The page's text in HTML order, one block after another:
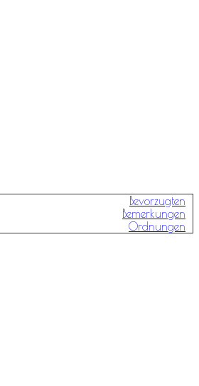
Bevorzugten
Bemerkungen
Ordnungen